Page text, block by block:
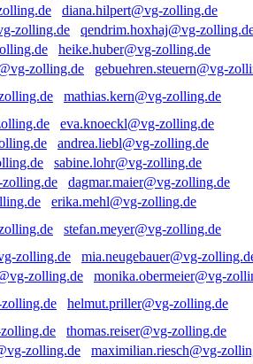
diana.hilpert@vg-zolling.de
qendrim.hoxhaj@vg-
heike.huber@vg-zolling.de
gebuehren.steuern@vg-
mathias.kern@vg-zolling.de
eva.knoeckl@vg-zolling.de
andrea.liebl@vg-zolling.de
sabine.lohr@vg-zolling.de
dagmar.maier@vg-zolling.de
erika.mehl@vg-zolling.de
stefan.meyer@vg-zolling.de
mia.neugebauer@vg-
monika.obermeier@vg-
helmut.priller@vg-zolling.de
thomas.reiser@vg-zolling.de
maximilian.riesch@vg-